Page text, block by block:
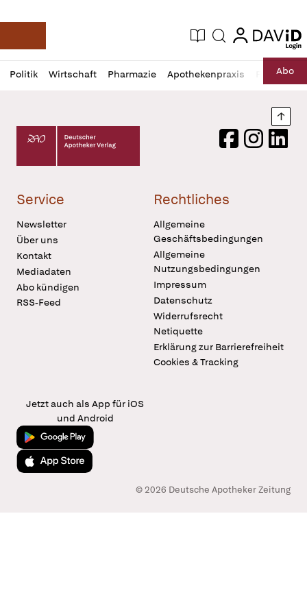
Deutsche Apotheker Zeitung
Aktuelle Ausgabe
Suche login
login
Politik Wirtschaft Pharmazie Apothekenpraxis RechtAbo
Profil
öffnen
Daz
Pur
Deutscher Apotheker Verlag Logo
FacebookInstagram
Service
Newsletter
Über uns
Kontakt
Mediadaten
Abo kündigen
RSS-Feed
Rechtliches
Allgemeine
Geschäftsbedingungen
Allgemeine
Nutzungsbedingungen
Impressum
Datenschutz
Widerrufsrecht
Netiquette
Erklärung zur Barrierefreiheit
Cookies & Tracking
Jetzt auch als App für iOS
und Android
Jetzt bei Google Play
Laden im App Store
© 2026 Deutsche Apotheker Zeitung